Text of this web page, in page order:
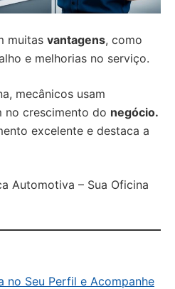
muitas vantagens, como
e melhorias no serviço.
mecânicos usam
no crescimento do negócio.
excelente e destaca a
Automotiva – Sua Oficina
no Seu Perfil e Acompanhe